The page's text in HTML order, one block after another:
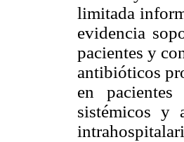
limitada
evidencia
pacientes y
antibióticos
en
sistémicos y